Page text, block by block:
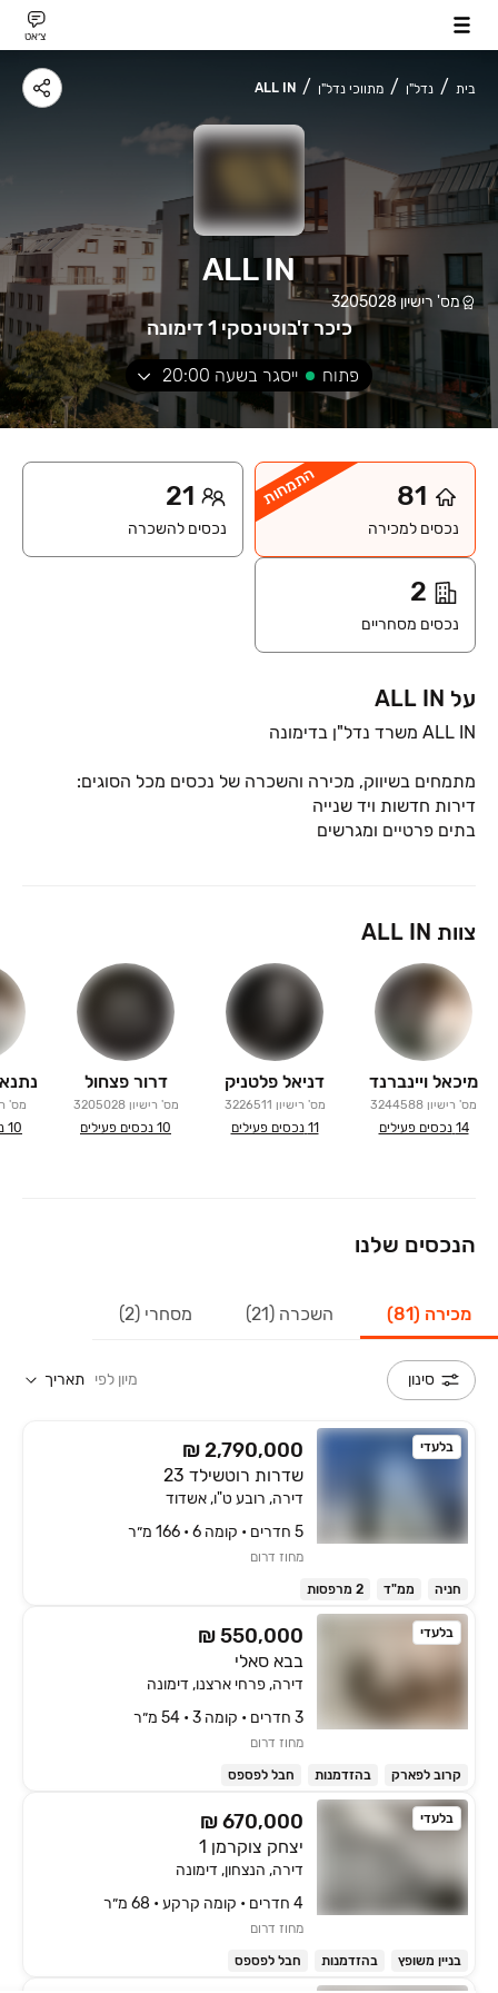
צ׳אט
בית נדל"ן מתווכי נדל"ן ALL IN
ALL IN
מס' רישיון3205028
כיכר ז'בוטינסקי 1 דימונה
פתוח ייסגר בשעה 20:00
התמחות 81
נכסים למכירה
21
נכסים להשכרה
2
נכסים מסחריים
על ALL IN
צוות ALL IN
מיכאל ויינברנד
מס' רישיון 3244588
14 נכסים פעילים
דניאל פלטניק
מס' רישיון 3226511
11 נכסים פעילים
דרור פצחול
מס' רישיון 3205028
10 נכסים פעילים
מס'
10
הנכסים שלנו
מכירה (81) השכרה (21) מסחרי (2)
סינון מיון לפי תאריך
בלעדי ₪ 2,790,000
שדרות רוטשילד 23
דירה, רובע ט"ו, אשדוד
5 חדרים • קומה ‎6‏ • 166 מ״ר
מחוז דרום
חניה ממ"ד 2 מרפסות
בלעדי ₪ 550,000
בבא סאלי
דירה, פרחי ארצנו, דימונה
3 חדרים • קומה ‎3‏ • 54 מ״ר
מחוז דרום
קרוב לפארק בהזדמנות חבל לפספס
בלעדי ₪ 670,000
יצחק צוקרמן 1
דירה, הנצחון, דימונה
4 חדרים • קומה ‎קרקע‏ • 68 מ״ר
מחוז דרום
בניין משופץ בהזדמנות חבל לפספס